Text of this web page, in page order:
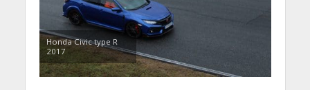
Honda Civic type R
2017